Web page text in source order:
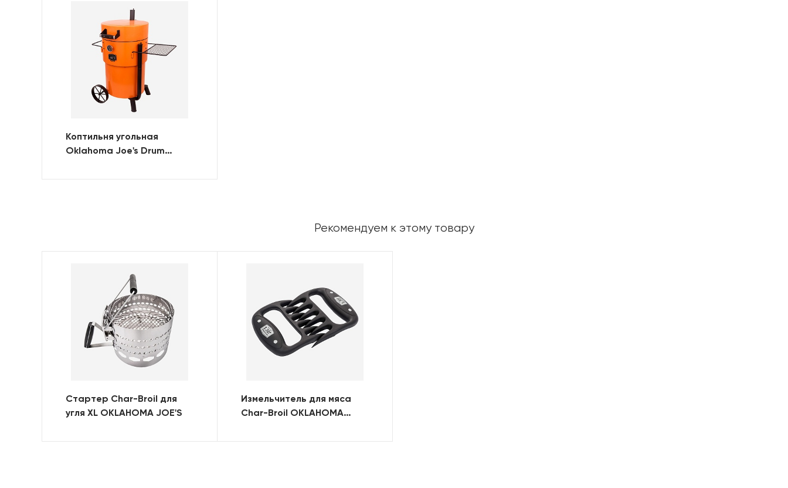
Коптильня угольная
Oklahoma Joe's Drum
Рекомендуем к этому товару
Стартер Char-Broil для
угля XL OKLAHOMA JOE'S
Измельчитель для мяса
Char-Broil OKLAHOMA